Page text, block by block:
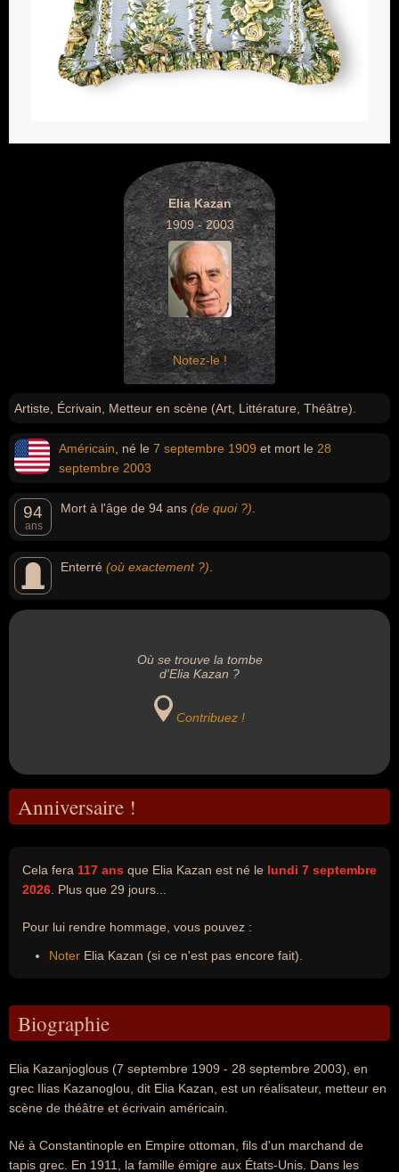
Elia Kazan
1909 - 2003
Notez-le !
Artiste, Écrivain, Metteur en scène (Art, Littérature, Théâtre).
Américain , né le 7 septembre 1909 et mort le 28
septembre 2003
94
ans
Mort à l'âge de 94 ans (de quoi ?)
Enterré (où exactement ?)
Où se trouve la tombe
d'Elia Kazan ?
Contribuez !
Anniversaire !
Cela fera 117 ans que Elia Kazan est né le lundi 7 septembre
2026 . Plus que 29 jours...
Pour lui rendre hommage, vous pouvez :
Noter Elia Kazan (si ce n'est pas encore fait).
Biographie
Elia Kazanjoglous (7 septembre 1909 - 28 septembre 2003), en
grec Ilias Kazanoglou, dit Elia Kazan, est un réalisateur, metteur en
scène de théâtre et écrivain américain.
Né à Constantinople en Empire ottoman, fils d'un marchand de
tapis grec. En 1911, la famille émigre aux États-Unis. Dans les